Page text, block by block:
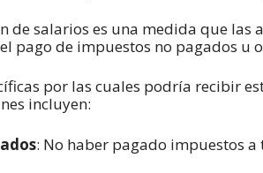
de salarios es una medida que
pago de impuestos no pagados u
por las cuales podría recibir
incluyen:
: No haber pagado impuestos